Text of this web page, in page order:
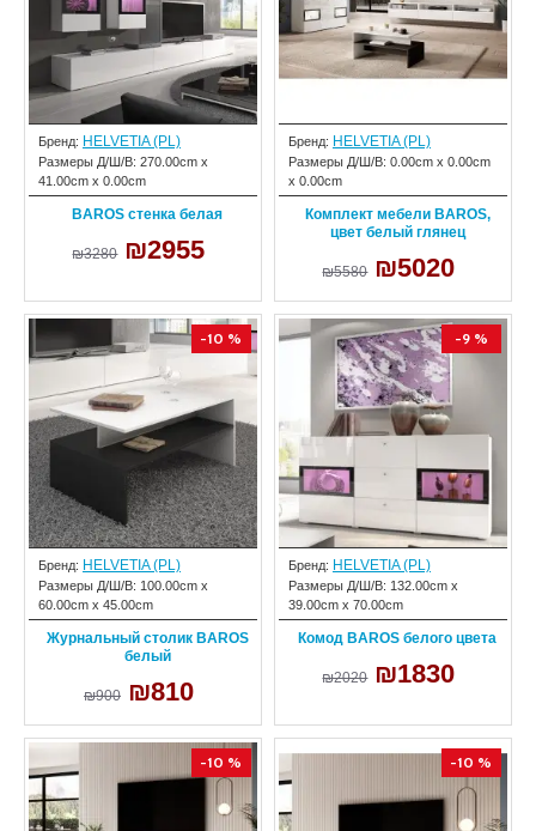
Бренд: HELVETIA (PL)
Размеры Д/Ш/В: 270.00cm x
41.00cm x 0.00cm
BAROS стенка белая
₪3280 ₪2955
Бренд: HELVETIA (PL)
Размеры Д/Ш/В: 0.00cm x 0.00cm
x 0.00cm
Комплект мебели BAROS,
цвет белый глянец
₪5580 ₪5020
-10 %
Бренд: HELVETIA (PL)
Размеры Д/Ш/В: 100.00cm x
60.00cm x 45.00cm
Журнальный столик BAROS
белый
₪900 ₪810
-9 %
Бренд: HELVETIA (PL)
Размеры Д/Ш/В: 132.00cm x
39.00cm x 70.00cm
Комод BAROS белого цвета
₪2020 ₪1830
-10 % -10 %